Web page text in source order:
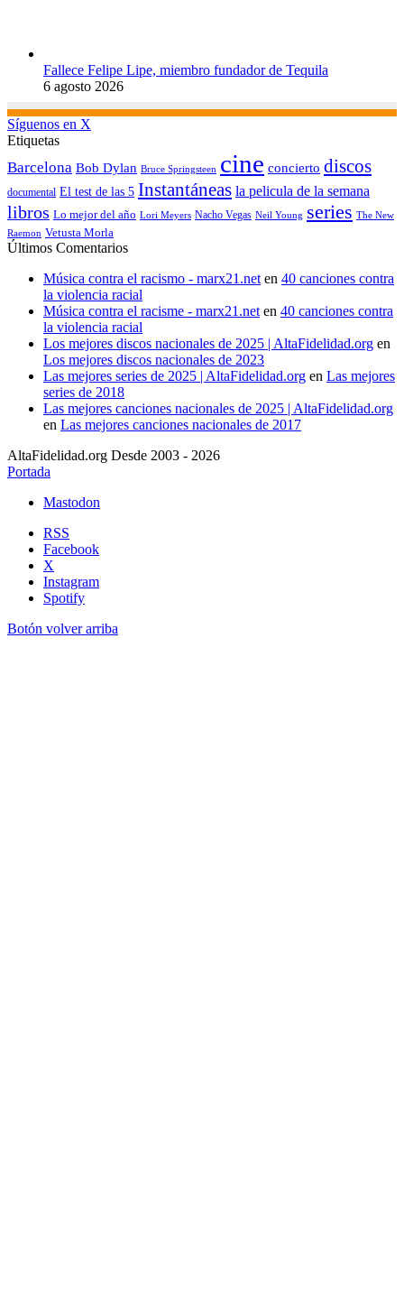
Fallece Felipe Lipe, miembro fundador de Tequila
6 agosto 2026
Síguenos en X
Etiquetas
Barcelona Bob Dylan Bruce Springsteen cine concierto discos
documental El test de las 5 Instantáneas la pelicula de la semana
libros Lo mejor del año Lori Meyers Nacho Vegas Neil Young series The New
Raemon Vetusta Morla
Últimos Comentarios
Música contra el racismo - marx21.net en 40 canciones contra
la violencia racial
Música contra el racisme - marx21.net en 40 canciones contra
la violencia racial
Los mejores discos nacionales de 2025 | AltaFidelidad.org en
Los mejores discos nacionales de 2023
Las mejores series de 2025 | AltaFidelidad.org en Las mejores
series de 2018
Las mejores canciones nacionales de 2025 | AltaFidelidad.org
en Las mejores canciones nacionales de 2017
AltaFidelidad.org Desde 2003 - 2026
Portada
Mastodon
RSS
Facebook
X
Instagram
Spotify
Botón volver arriba